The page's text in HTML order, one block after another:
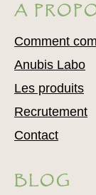
A
Comment
Anubis Labo
Les produits
Recrutement
Contact
BLOG